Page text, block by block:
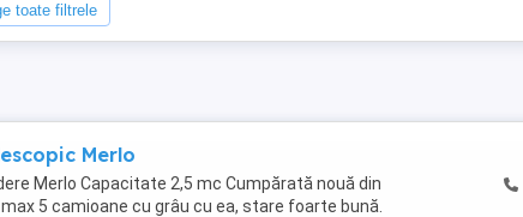
toate filtrele
Merlo
Merlo Capacitate 2,5 mc Cumpărată nouă din
5 camioane cu grâu cu ea, stare foarte bună.